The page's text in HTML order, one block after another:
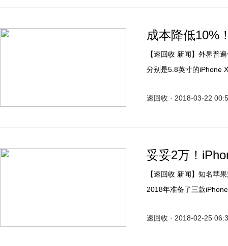
成本降低10%
【速回收 新闻】外界普遍传言，苹果在2018年秋季新品发布会上准备了三款产品，
分别是5.8英寸的iPhone
速回收 · 2018-03-22
妥妥2万！
【速回收 新闻】知名苹果消息爆料人、凯基证券分析师郭明池一再强调，苹果在
2018年准备了三款
速回收 · 2018-02-25